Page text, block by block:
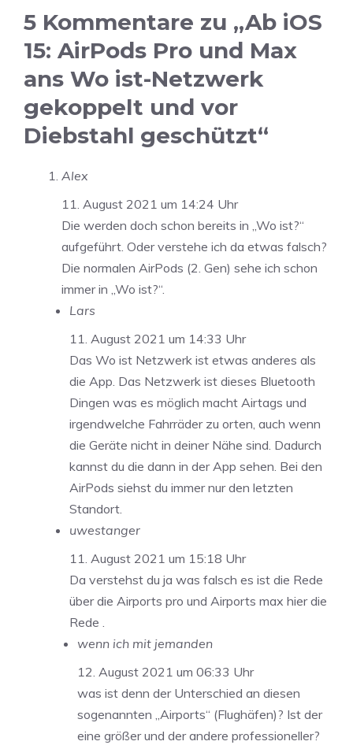
5 Kommentare zu „Ab iOS
15: AirPods Pro und Max
ans Wo ist-Netzwerk
gekoppelt und vor
Diebstahl geschützt“
Alex
11. August 2021 um 14:24 Uhr
Die werden doch schon bereits in „Wo ist?“
aufgeführt. Oder verstehe ich da etwas falsch?
Die normalen AirPods (2. Gen) sehe ich schon
immer in „Wo ist?“.
Lars
11. August 2021 um 14:33 Uhr
Das Wo ist Netzwerk ist etwas anderes als
die App. Das Netzwerk ist dieses Bluetooth
Dingen was es möglich macht Airtags und
irgendwelche Fahrräder zu orten, auch wenn
die Geräte nicht in deiner Nähe sind. Dadurch
kannst du die dann in der App sehen. Bei den
AirPods siehst du immer nur den letzten
Standort.
uwestanger
11. August 2021 um 15:18 Uhr
Da verstehst du ja was falsch es ist die Rede
über die Airports pro und Airports max hier die
Rede .
wenn ich mit jemanden
12. August 2021 um 06:33 Uhr
was ist denn der Unterschied an diesen
sogenannten „Airports“ (Flughäfen)? Ist der
eine größer und der andere professioneller?